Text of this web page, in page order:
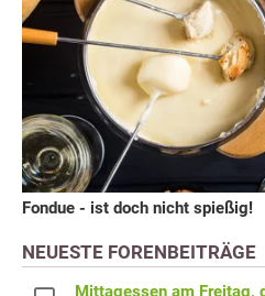
Fondue - ist doch nicht spießig!
NEUESTE FORENBEITRÄGE
Mittagessen am Freitag,